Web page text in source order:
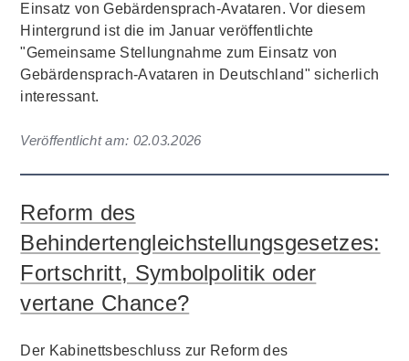
Einsatz von Gebärdensprach-Avataren. Vor diesem
Hintergrund ist die im Januar veröffentlichte
"Gemeinsame Stellungnahme zum Einsatz von
Gebärdensprach-Avataren in Deutschland" sicherlich
interessant.
Veröffentlicht am: 02.03.2026
Reform des
Behindertengleichstellungsgesetzes:
Fortschritt, Symbolpolitik oder
vertane Chance?
Der Kabinettsbeschluss zur Reform des